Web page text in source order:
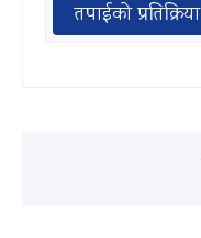
तपाईको प्रतिक्रिया